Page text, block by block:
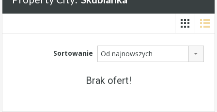
Sortowanie Od najnowszych
Brak ofert!